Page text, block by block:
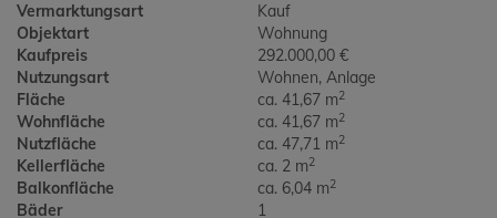
Vermarktungsart
Kauf
Objektart
Wohnung
Kaufpreis
292.000,00 €
Nutzungsart
Wohnen Anlage
Fläche
ca. 41,67 m2
Wohnfläche ca. 41,67 m2
Nutzfläche ca. 47,71 m2
Kellerfläche ca. 2 m2
Balkonfläche ca. 6,04 m2
Bäder
1